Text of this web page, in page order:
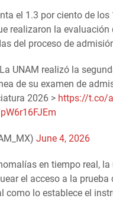
el 1.3 por ciento de
realizaron la evaluación
del proceso de
La UNAM realizó la
de su examen de
2026 > https://t.co/
June 4, 2026
en tiempo real, la
el acceso a la prueba
como lo establece el